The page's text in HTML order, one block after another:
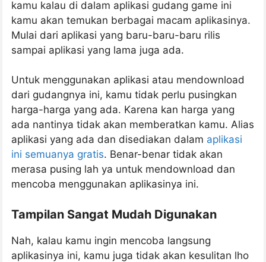
kamu kalau di dalam aplikasi gudang game ini
kamu akan temukan berbagai macam aplikasinya.
Mulai dari aplikasi yang baru-baru-baru rilis
sampai aplikasi yang lama juga ada.
Untuk menggunakan aplikasi atau mendownload
dari gudangnya ini, kamu tidak perlu pusingkan
harga-harga yang ada. Karena kan harga yang
ada nantinya tidak akan memberatkan kamu. Alias
aplikasi yang ada dan disediakan dalam aplikasi
ini semuanya gratis. Benar-benar tidak akan
merasa pusing lah ya untuk mendownload dan
mencoba menggunakan aplikasinya ini.
Tampilan Sangat Mudah Digunakan
Nah, kalau kamu ingin mencoba langsung
aplikasinya ini, kamu juga tidak akan kesulitan lho